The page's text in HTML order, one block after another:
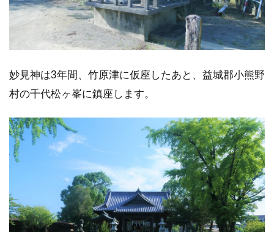
妙見神は3年間、竹原津に仮座したあと、益城郡小熊野
村の千代松ヶ峯に鎮座します。